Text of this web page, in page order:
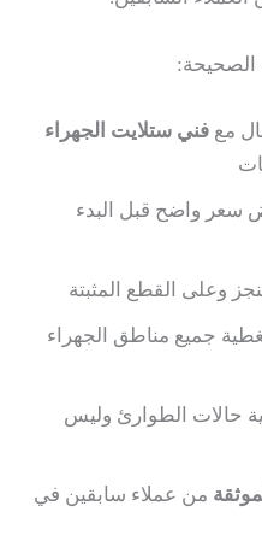
الصحيحة:
مع فني ستلايت الجهراء
سعر واضح قبل البدء
وعلى القطع المثبتة
جميع مناطق الجهراء
حالات الطوارئ وليس
من عملاء سابقين في